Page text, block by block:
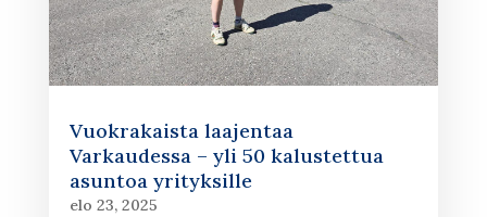
Vuokrakaista laajentaa
Varkaudessa – yli 50 kalustettua
asuntoa yrityksille
elo 23, 2025